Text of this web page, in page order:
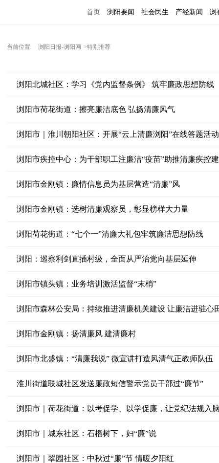
首页 浏阳要闻 社会民生 产经新闻 浏
当前位置: 浏阳日报-浏阳网 >特别推荐
浏阳北城社区：学习《党内监督条例》 筑牢廉政思想防线
浏阳市荷花街道：擦亮廉洁底色 弘扬清廉风气
浏阳市｜淮川朝阳社区：开展“云上清廉浏阳”在线答题活动
浏阳市疾控中心：为干部职工注廉洁“疫苗”助推清廉疾控
浏阳市金刚镇：廉情信息员为基层营造“清廉”风
浏阳市金刚镇：选树清廉观察员，彰显榜样大力量
浏阳荷花街道：“七个一”清廉大礼包牢筑廉洁思想防线
浏阳：巡察利剑直插村级，全面从严治党向基层延伸
浏阳市镇头镇：业务培训激活监督“末梢”
浏阳市森林公安局：持续推进清廉机关建设 让廉洁进驻心
浏阳市金刚镇：扬清廉风 建清廉村
浏阳市北盛镇：“清廉我说” 微宣讲打造风清气正教师队伍
淮川街道联城社区发送廉政短信警示党员干部过“廉节”
浏阳市｜荷花街道：以考促学、以学促廉，让党纪法规入
浏阳市｜城东社区：石榴树下，妇“廉”说
浏阳市｜翠园社区：中秋过“廉”节 情暖夕阳红